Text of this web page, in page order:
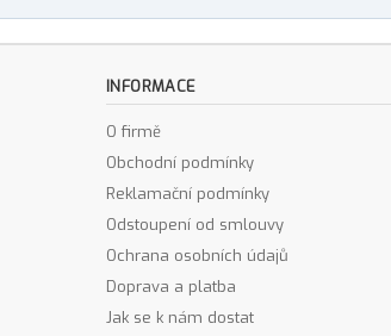
INFORMACE
O firmě
Obchodní podmínky
Reklamační podmínky
Odstoupení od smlouvy
Ochrana osobních údajů
Doprava a platba
Jak se k nám dostat